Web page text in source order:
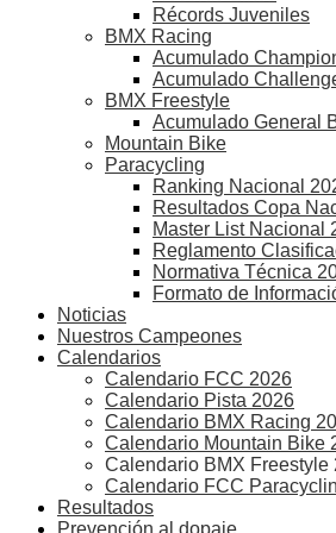
Récords Juveniles
BMX Racing
Acumulado
Acumulado
BMX Freestyle
Acumulado General
Mountain Bike
Paracycling
Ranking Nacional
Resultados Copa
Master List Nacional
Reglamento
Normativa Técnica
Formato de
Noticias
Nuestros Campeones
Calendarios
Calendario FCC 2026
Calendario Pista 2026
Calendario BMX Racing
Calendario Mountain Bike
Calendario BMX Freestyle
Calendario FCC
Resultados
Prevención al dopaje